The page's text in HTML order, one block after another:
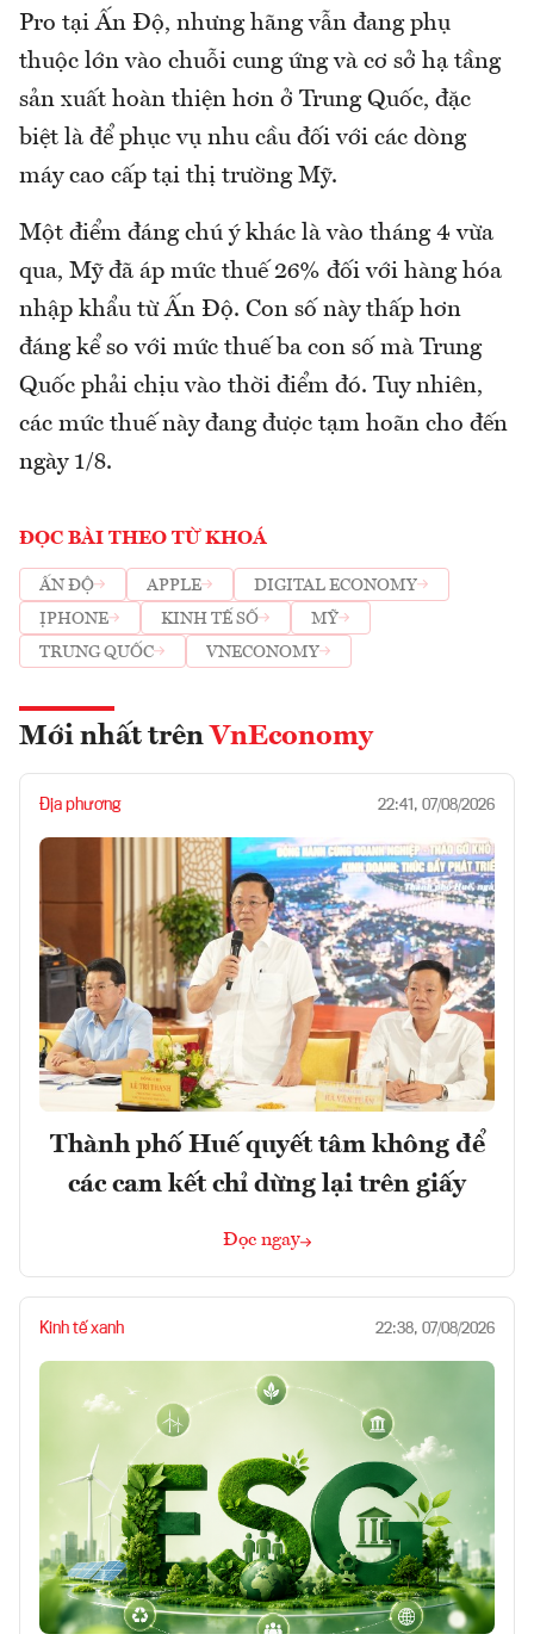
Pro tại Ấn Độ, nhưng hãng vẫn đang phụ
thuộc lớn vào chuỗi cung ứng và cơ sở hạ tầng
sản xuất hoàn thiện hơn ở Trung Quốc, đặc
biệt là để phục vụ nhu cầu đối với các dòng
máy cao cấp tại thị trường Mỹ.
Một điểm đáng chú ý khác là vào tháng 4 vừa
qua, Mỹ đã áp mức thuế 26% đối với hàng hóa
nhập khẩu từ Ấn Độ. Con số này thấp hơn
đáng kể so với mức thuế ba con số mà Trung
Quốc phải chịu vào thời điểm đó. Tuy nhiên,
các mức thuế này đang được tạm hoãn cho đến
ngày 1/8.
ĐỌC BÀI THEO TỪ KHOÁ
ẤN ĐỘ APPLE
DIGITAL ECONOMY
ỊPHONE
KINH TẾ SỐ
MỸ
TRUNG QUỐC
VNECONOMY
Mới nhất trên VnEconomy
Địa phương 22:41, 07/08/2026
Thành phố Huế quyết tâm không để
các cam kết chỉ dừng lại trên giấy
Đọc ngay
Kinh tế xanh 22:38, 07/08/2026